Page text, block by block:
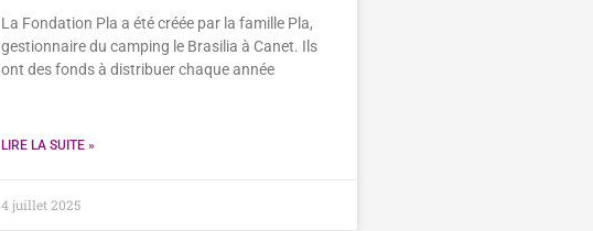
La Fondation Pla a été créée par la famille Pla,
gestionnaire du camping le Brasilia à Canet. Ils
ont des fonds à distribuer chaque année
LIRE LA SUITE »
4 juillet 2025